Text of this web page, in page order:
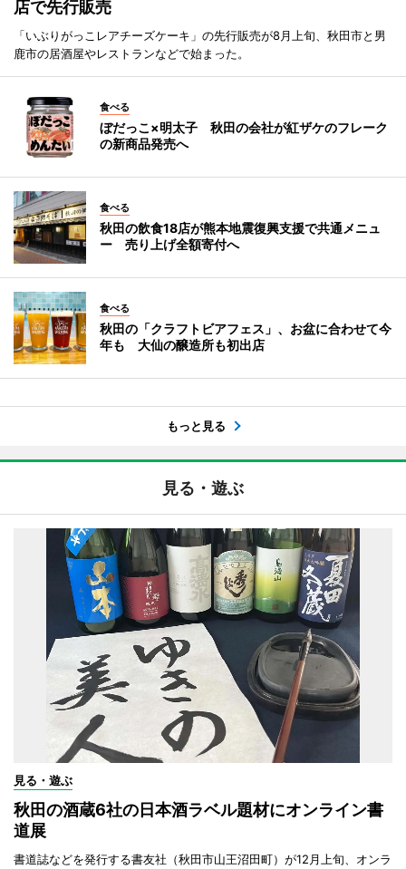
店で先行販売
「いぶりがっこレアチーズケーキ」の先行販売が8月上旬、秋田市と男
鹿市の居酒屋やレストランなどで始まった。
食べる
ぼだっこ×明太子 秋田の会社が紅ザケのフレーク
の新商品発売へ
食べる
秋田の飲食18店が熊本地震復興支援で共通メニュ
ー 売り上げ全額寄付へ
食べる
秋田の「クラフトビアフェス」、お盆に合わせて今
年も 大仙の醸造所も初出店
もっと見る
見る・遊ぶ
見る・遊ぶ
秋田の酒蔵6社の日本酒ラベル題材にオンライン書
道展
書道誌などを発行する書友社（秋田市山王沼田町）が12月上旬、オンラ